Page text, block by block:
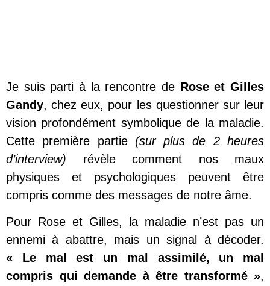
Je suis parti à la rencontre de Rose et Gilles
Gandy, chez eux, pour les questionner sur leur
vision profondément symbolique de la maladie.
Cette première partie (sur plus de 2 heures
d’interview) révèle comment nos maux
physiques et psychologiques peuvent être
compris comme des messages de notre âme.
Pour Rose et Gilles, la maladie n’est pas un
ennemi à abattre, mais un signal à décoder.
« Le mal est un mal assimilé, un mal
compris qui demande à être transformé »,